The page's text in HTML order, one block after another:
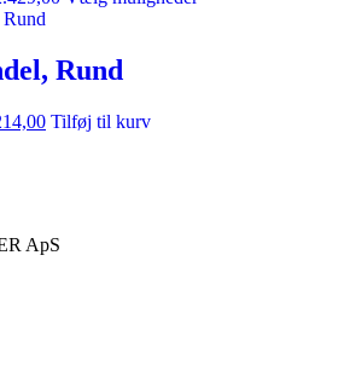
Rund
Tilføj til kurv
ApS